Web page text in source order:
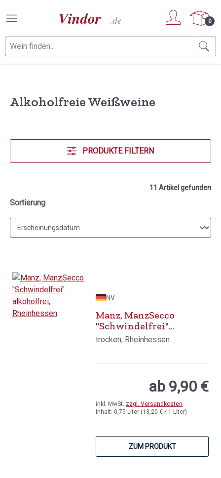
Zum Hauptinhalt springen
0
Alkoholfreie Weißweine
PRODUKTE FILTERN
11 Artikel gefunden
Sortierung
NV
Manz, ManzSecco
"Schwindelfrei"
alkoholfrei,
trocken, Rheinhessen
Inhalt: 0,75 Liter (13,20 € / 1 Liter)
inkl. MwSt. zzgl. Versandkosten
ab 9,90 €
ZUM PRODUKT